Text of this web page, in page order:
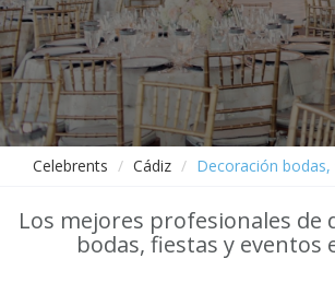
Celebrents Cádiz Decoración
Los mejores profesionales de
bodas, fiestas y eventos